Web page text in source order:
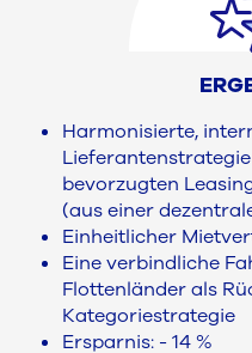
Harmonisierte,
bevorzugten
(aus einer
Einheitlicher
Eine verbindliche
Flottenländer als
Kategoriestrategie
Ersparnis: - 14 %